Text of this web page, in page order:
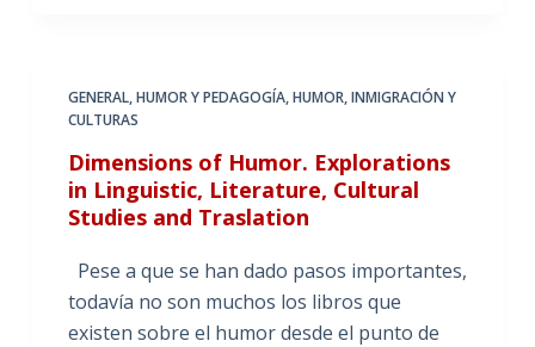
GENERAL,HUMOR Y PEDAGOGÍA,HUMOR, INMIGRACIÓN Y
CULTURAS
Dimensions of Humor. Explorations
in Linguistic, Literature, Cultural
Studies and Traslation
Pese a que se han dado pasos importantes,
todavía no son muchos los libros que
existen sobre el humor desde el punto de